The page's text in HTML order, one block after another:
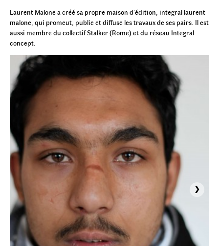
Laurent Malone a créé sa propre maison d’édition, integral laurent
malone, qui promeut, publie et diffuse les travaux de ses pairs. Il est
aussi membre du collectif Stalker (Rome) et du réseau Integral
concept.
›